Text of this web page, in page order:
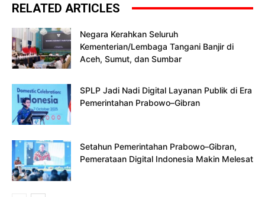
RELATED ARTICLES
Negara Kerahkan Seluruh
Kementerian/Lembaga Tangani Banjir di
Aceh, Sumut, dan Sumbar
SPLP Jadi Nadi Digital Layanan Publik di Era
Pemerintahan Prabowo–Gibran
Setahun Pemerintahan Prabowo–Gibran,
Pemerataan Digital Indonesia Makin Melesat